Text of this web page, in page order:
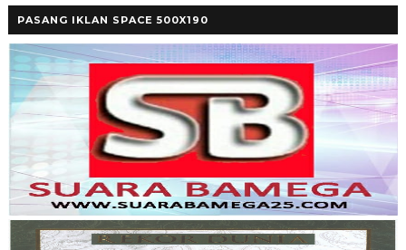
PASANG IKLAN SPACE 500X190